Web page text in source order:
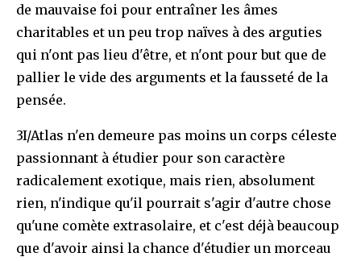
de mauvaise foi pour entraîner les âmes
charitables et un peu trop naïves à des arguties
qui n'ont pas lieu d'être, et n'ont pour but que de
pallier le vide des arguments et la fausseté de la
pensée.
3I/Atlas n'en demeure pas moins un corps céleste
passionnant à étudier pour son caractère
radicalement exotique, mais rien, absolument
rien, n'indique qu'il pourrait s'agir d'autre chose
qu'une comète extrasolaire, et c'est déjà beaucoup
que d'avoir ainsi la chance d'étudier un morceau